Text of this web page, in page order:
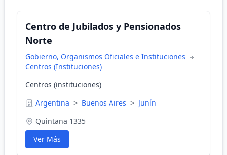
Centro de Jubilados y Pensionados
Norte
Gobierno, Organismos Oficiales e Instituciones
Centros (Instituciones)
Centros (instituciones)
Argentina > Buenos Aires > Junín
Quintana 1335
Ver Más